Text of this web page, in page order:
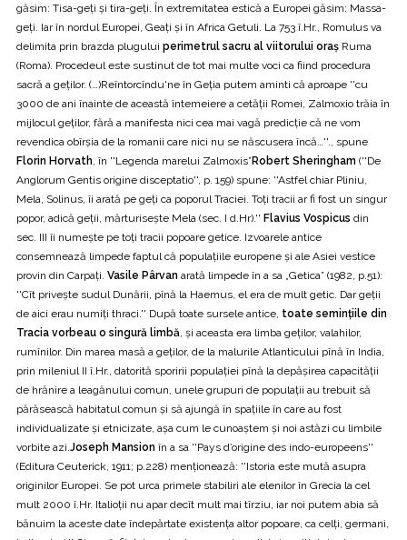
găsim: Tisa-geți și tira-geți. În extremitatea estică a Europei găsim: Massa-
geți. Iar în nordul Europei, Geați și în Africa Getuli. La 753 î.Hr., Romulus va
delimita prin brazda plugului perimetrul sacru al viitorului oraș Ruma
(Roma). Procedeul este sustinut de tot mai multe voci ca fiind procedura
sacră a geților. (…)Reîntorcîndu'ne în Geția putem aminti că aproape ''cu
3000 de ani înainte de această întemeiere a cetății Romei, Zalmoxio trăia în
mijlocul geților, fără a manifesta nici cea mai vagă predicție că ne vom
revendica obîrșia de la romanii care nici nu se născusera încă…''., spune
Florin Horvath , în ''Legenda marelui Zalmoxis”Robert Sheringham (''De
Anglorum Gentis origine disceptatio'', p. 159) spune: ''Astfel chiar Pliniu,
Mela, Solinus, îi arată pe geți ca poporul Traciei. Toți tracii ar fi fost un singur
popor, adică geții, mărturisește Mela (sec. I d.Hr).'' Flavius Vospicus din
sec. III îi numește pe toți tracii popoare getice. Izvoarele antice
consemnează limpede faptul că populațiile europene și ale Asiei vestice
provin din Carpați. Vasile Pârvan arată limpede în a sa „Getica” (1982, p.51):
''Cît privește sudul Dunării, pînă la Haemus, el era de mult getic. Dar geții
de aici erau numiți thraci.'' După toate sursele antice, toate semințiile din
Tracia vorbeau o singură limbă , și aceasta era limba geților, valahilor,
rumînilor. Din marea masă a geților, de la malurile Atlanticului pînă în India,
prin mileniul II î.Hr., datorită sporirii populației pînă la depășirea capacității
de hrănire a leagănului comun, unele grupuri de populații au trebuit să
părăsească habitatul comun și să ajungă în spațiile în care au fost
individualizate și etnicizate, așa cum le cunoaștem și noi astăzi cu limbile
vorbite azi. Joseph Mansion în a sa ''Pays d’origine des indo-europeens''
(Editura Ceuterick, 1911; p.228) menționează: ''Istoria este mută asupra
originilor Europei. Se pot urca primele stabiliri ale elenilor în Grecia la cel
mult 2000 î.Hr. Italioții nu apar decît mult mai tîrziu, iar noi putem abia să
bănuim la aceste date îndepărtate existența altor popoare, ca celți, germani,